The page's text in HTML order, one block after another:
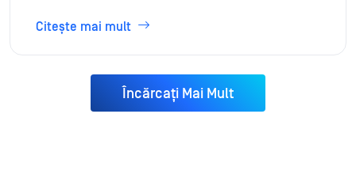
Citește mai mult
Încărcați Mai Mult